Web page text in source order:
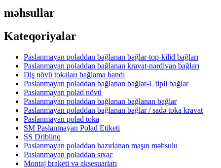
məhsullar
Kateqoriyalar
Paslanmayan poladdan bağlanan bağlar-top-kilid bağları
Paslanmayan poladdan bağlanan kravat-nərdivan bağları
Diş növü tokaları bağlama bandı
Paslanmayan poladdan bağlanan bağlar-L tipli bağlar
Paslanmayan polad növü
Paslanmayan poladdan bağlanan bağlanan bağlar
Paslanmayan poladdan bağlanan bağlar / sadə toka kravat
Paslanmayan polad toka
SM Paslanmayan Polad Etiketi
SS Driblinq
Paslanmayan poladdan hazırlanan maşın məhsulu
Paslanmayan poladdan sıxac
Montaj braketi və aksesuarları